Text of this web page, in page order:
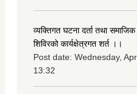
व्यक्तिगत घटना दर्ता तथा समाजिक
शिविरको कार्यक्षेत्रगत शर्त ।।
Post date: Wednesday,
13:32